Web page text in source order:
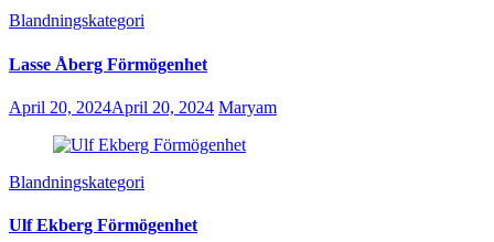
Blandningskategori
Lasse Åberg Förmögenhet
April 20, 2024April 20, 2024 Maryam
Blandningskategori
Ulf Ekberg Förmögenhet